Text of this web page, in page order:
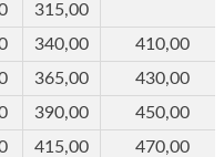
315,00
340,00
410,00
365,00
430,00
390,00
450,00
415,00
470,00